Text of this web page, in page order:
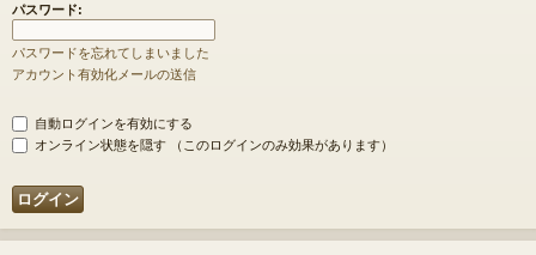
パスワード:
パスワードを忘れてしまいました
アカウント有効化メールの送信
自動ログインを有効にする
オンライン状態を隠す （このログインのみ効果があります）